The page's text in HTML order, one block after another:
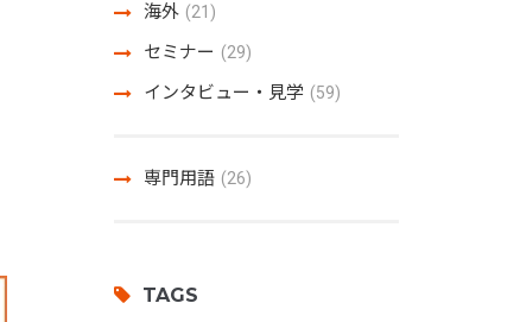
海外 (21)
セミナー (29)
インタビュー・見学 (59)
専門用語 (26)
TAGS